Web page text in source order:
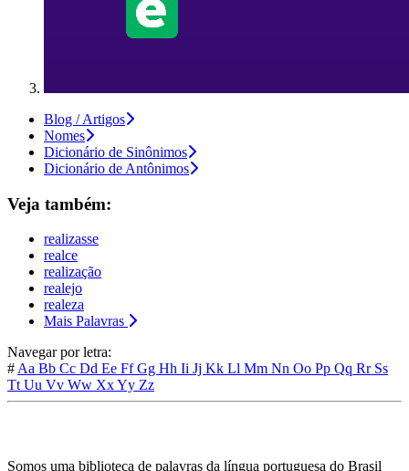
Blog / Artigos
Nomes
Dicionário de Sinônimos
Dicionário de Antônimos
Veja também:
realizasse
realce
realização
realejo
realeza
Mais Palavras
Navegar por letra:
#Aa Bb Cc Dd Ee FfGg Hh Ii Jj Kk Ll Mm Nn Oo Pp Qq Rr Ss
TtUu Vv Ww XxYy Zz
Somos uma biblioteca de palavras da língua portuguesa do Brasil